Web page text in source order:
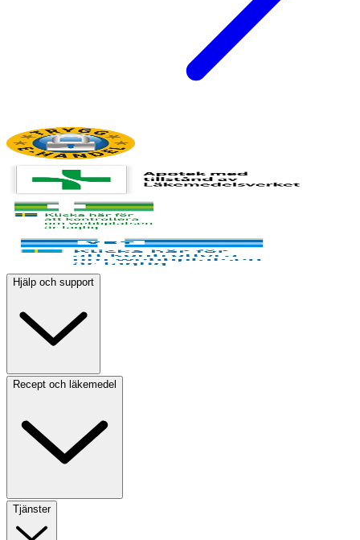
Hjälp och support
Recept och läkemedel
Tjänster